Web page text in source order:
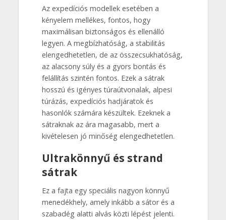
Az expedíciós modellek esetében a
kényelem mellékes, fontos, hogy
maximálisan biztonságos és ellenálló
legyen. A megbízhatóság, a stabilitás
elengedhetetlen, de az összecsukhatóság,
az alacsony súly és a gyors bontás és
felállítás szintén fontos. Ezek a sátrak
hosszú és igényes túraútvonalak, alpesi
túrázás, expedíciós hadjáratok és
hasonlók számára készültek. Ezeknek a
sátraknak az ára magasabb, mert a
kivételesen jó minőség elengedhetetlen.
Ultrakönnyű és strand
sátrak
Ez a fajta egy speciális nagyon könnyű
menedékhely, amely inkább a sátor és a
szabadég alatti alvás közti lépést jelenti.